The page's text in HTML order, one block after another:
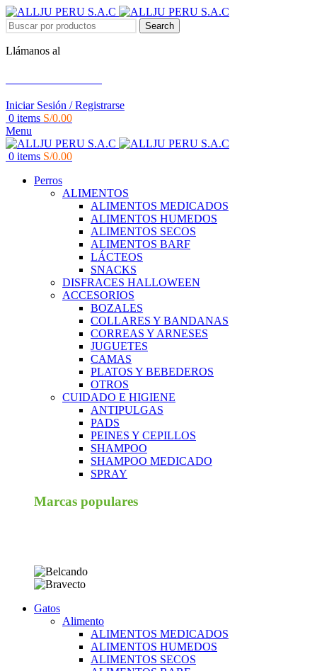
Search
Llámanos al
Iniciar Sesión / Registrarse
0 items S/0.00
Menu
0 items S/0.00
Perros
ALIMENTOS
ALIMENTOS MEDICADOS
ALIMENTOS HUMEDOS
ALIMENTOS SECOS
ALIMENTOS BARF
LÁCTEOS
SNACKS
DISFRACES HALLOWEEN
ACCESORIOS
BOZALES
COLLARES Y BANDANAS
CORREAS Y ARNESES
JUGUETES
CAMAS
PLATOS Y BEBEDEROS
OTROS
CUIDADO E HIGIENE
ANTIPULGAS
PADS
PEINES Y CEPILLOS
SHAMPOO
SHAMPOO MEDICADO
SPRAY
Marcas populares
Gatos
Alimento
ALIMENTOS MEDICADOS
ALIMENTOS HUMEDOS
ALIMENTOS SECOS